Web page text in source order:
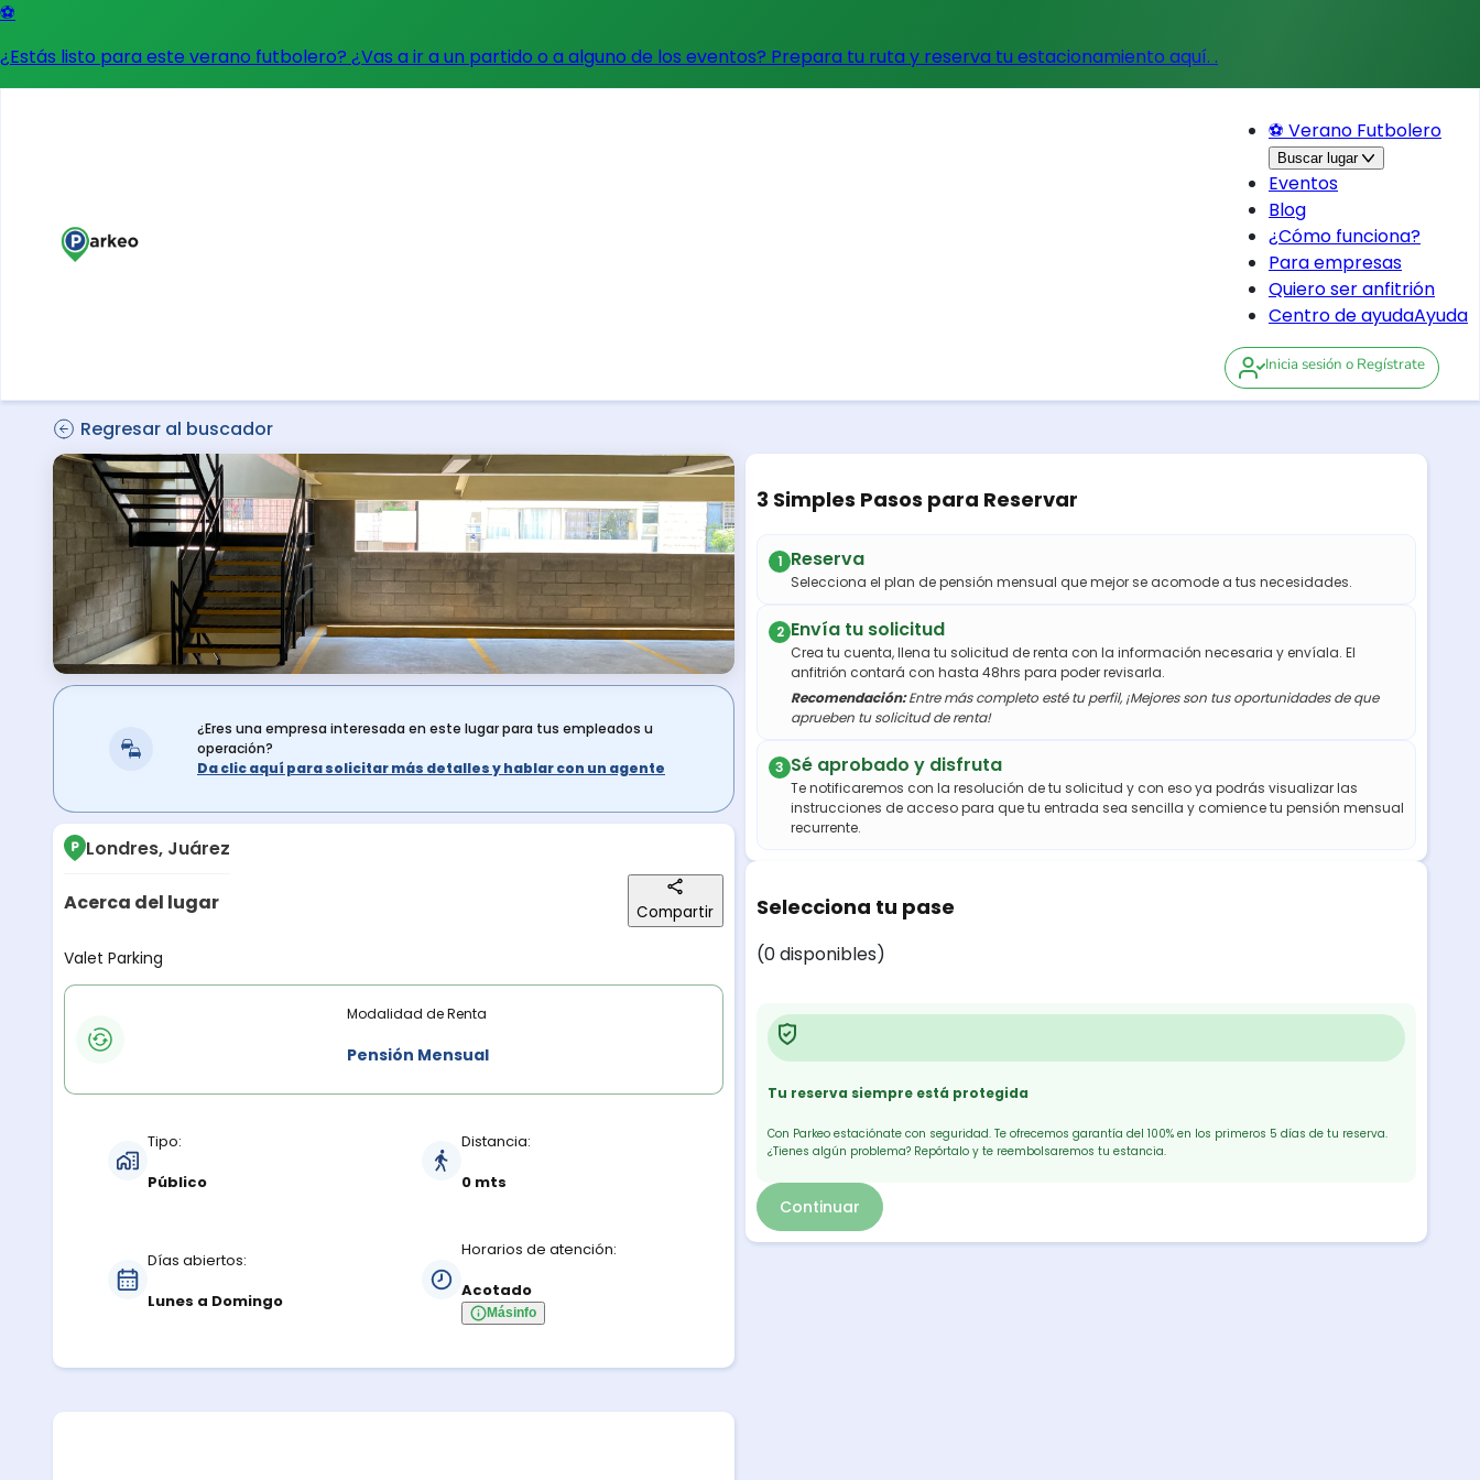
⚽
¿Estás listo para este verano futbolero? ¿Vas a ir a un partido o a alguno de los eventos? Prepara tu ruta y reserva tu estacionamiento aquí. .
⚽ Verano Futbolero
Buscar lugar
Eventos
Blog
¿Cómo funciona?
Para empresas
Quiero ser anfitrión
Centro de ayudaAyuda
Inicia sesión o Regístrate
Regresar al buscador
¿Eres una empresa interesada en este lugar para tus empleados u
operación?
Da clic aquí para solicitar más detalles y hablar con un agente
Londres, Juárez
Acerca del lugar Compartir
Descripción del lugar
Valet Parking
Modalidades de renta
Modalidad de Renta
Pensión Mensual
Tipo:
Público
Distancia:
0 mts
Días abiertos:
Lunes a Domingo
Horarios de atención:
Acotado
Másinfo
3 Simples Pasos para Reservar
1 Reserva
Selecciona el plan de pensión mensual que mejor se acomode a tus necesidades.
2 Envía tu solicitud
Crea tu cuenta, llena tu solicitud de renta con la información necesaria y envíala. El
anfitrión contará con hasta 48hrs para poder revisarla.
Recomendación:Entre más completo esté tu perfil, ¡Mejores son tus oportunidades de que
aprueben tu solicitud de renta!
3 Sé aprobado y disfruta
Te notificaremos con la resolución de tu solicitud y con eso ya podrás visualizar las
instrucciones de acceso para que tu entrada sea sencilla y comience tu pensión mensual
recurrente.
Selecciona tu pase
(0 disponibles)
Tu reserva siempre está protegida
Con Parkeo estaciónate con seguridad. Te ofrecemos garantía del 100% en los primeros 5 días de tu reserva.
¿Tienes algún problema? Repórtalo y te reembolsaremos tu estancia.
Continuar